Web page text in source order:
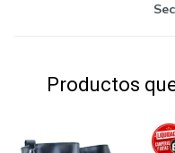
Productos